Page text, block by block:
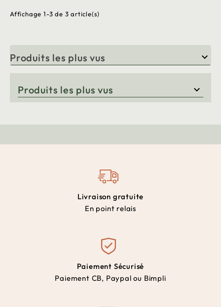
Affichage 1-3 de 3 article(s)
Produits les plus vus 
Produits les plus vus 
Livraison gratuite
En point relais
Paiement Sécurisé
Paiement CB, Paypal ou Bimpli